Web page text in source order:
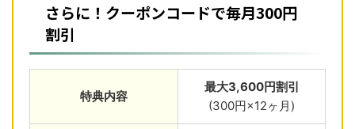
さらに！クーポンコードで毎月300円
割引
特典内容
最大3,600円割引
(300円×12ヶ月)